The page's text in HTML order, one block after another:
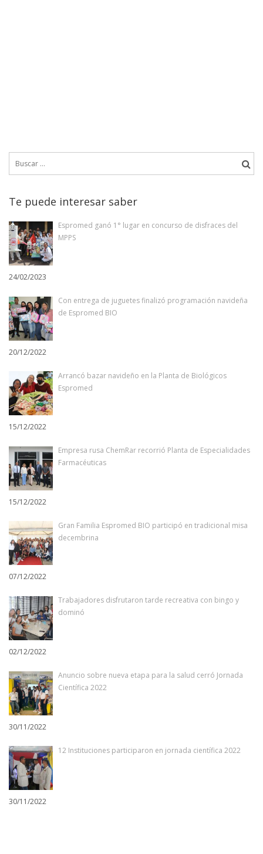
Buscar:
Te puede interesar saber
Espromed ganó 1° lugar en concurso de disfraces del
MPPS
24/02/2023
Con entrega de juguetes finalizó programación navideña
de Espromed BIO
20/12/2022
Arrancó bazar navideño en la Planta de Biológicos
Espromed
15/12/2022
Empresa rusa ChemRar recorrió Planta de Especialidades
Farmacéuticas
15/12/2022
Gran Familia Espromed BIO participó en tradicional misa
decembrina
07/12/2022
Trabajadores disfrutaron tarde recreativa con bingo y
dominó
02/12/2022
Anuncio sobre nueva etapa para la salud cerró Jornada
Científica 2022
30/11/2022
12 Instituciones participaron en jornada científica 2022
30/11/2022